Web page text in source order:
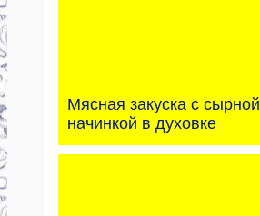
Мясная закуска с сырной
начинкой в духовке